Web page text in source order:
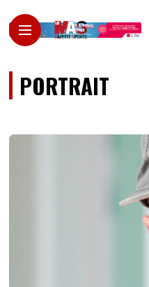
PORTRAIT